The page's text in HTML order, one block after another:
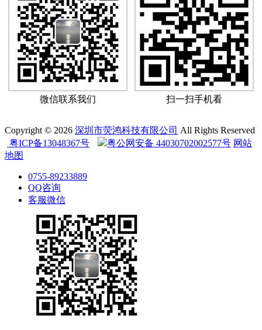
微信联系我们 扫一扫手机看
Copyright © 2026 深圳市荧鸿科技有限公司 All Rights Reserved
粤ICP备13048367号
粤公网安备 44030702002577号 网站
地图
0755-89233889
QQ咨询
客服微信